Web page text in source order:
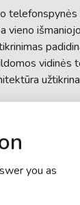
vieno
vidinės
you as